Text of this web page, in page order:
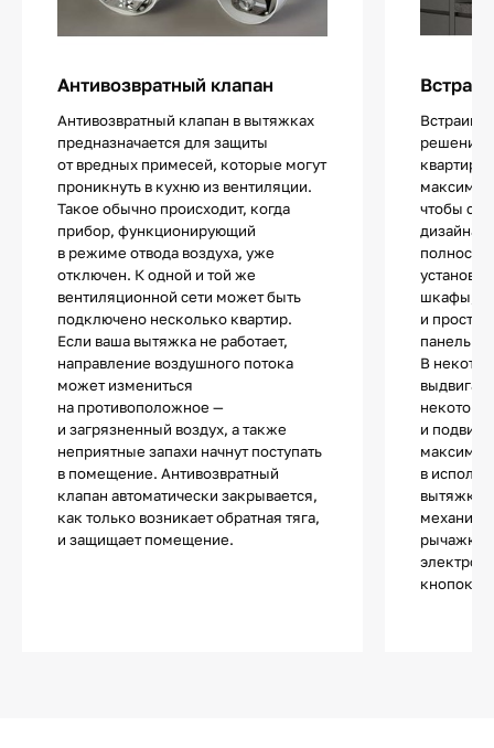
Антивозвратный клапан
Антивозвратный клапан в вытяжках
предназначается для защиты
от вредных примесей, которые могут
проникнуть в кухню из вентиляции.
Такое обычно происходит, когда
прибор, функционирующий
в режиме отвода воздуха, уже
отключен. К одной и той же
вентиляционной сети может быть
подключено несколько квартир.
Если ваша вытяжка не работает,
направление воздушного потока
может измениться
на противоположное —
и загрязненный воздух, а также
неприятные запахи начнут поступать
в помещение. Антивозвратный
клапан автоматически закрывается,
как только возникает обратная тяга,
и защищает помещение.
решение
квартир
чтобы
дизайна.
шкафы,
и
панелью.
В
и
в
вытяжки
кнопок и